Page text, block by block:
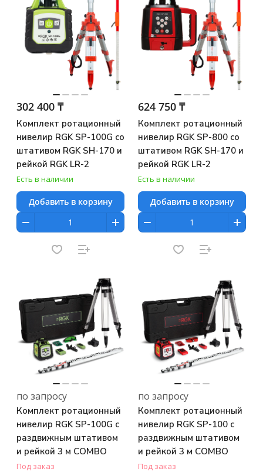
302 400 ₸
Комплект ротационный
нивелир RGK SP-100G со
штативом RGK SH-170 и
рейкой RGK LR-2
Есть в наличии
Добавить в корзину
624 750 ₸
Комплект ротационный
нивелир RGK SP-800 со
штативом RGK SH-170 и
рейкой RGK LR-2
Есть в наличии
Добавить в корзину
по запросу
Комплект ротационный
нивелир RGK SP-100G с
раздвижным штативом
и рейкой 3 м COMBO
Под заказ
по запросу
Комплект ротационный
нивелир RGK SP-100 с
раздвижным штативом
и рейкой 3 м COMBO
Под заказ